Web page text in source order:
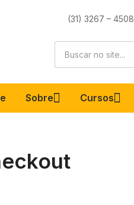
(31) 3267 – 4508
Sobre Cursos